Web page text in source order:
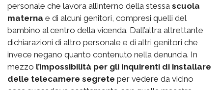
personale che lavora all’interno della stessa scuola
materna e di alcuni genitori, compresi quelli del
bambino al centro della vicenda. Dall’altra altrettante
dichiarazioni di altro personale e di altri genitori che
invece negano quanto contenuto nella denuncia. In
mezzo l’impossibilità per gli inquirenti di installare
delle telecamere segrete per vedere da vicino